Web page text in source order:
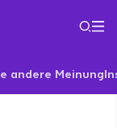
andere Meinung